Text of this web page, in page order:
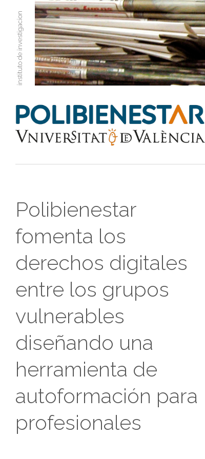
instituto de investigacion
Polibienestar
fomenta los
derechos digitales
entre los grupos
vulnerables
diseñando una
herramienta de
autoformación para
profesionales